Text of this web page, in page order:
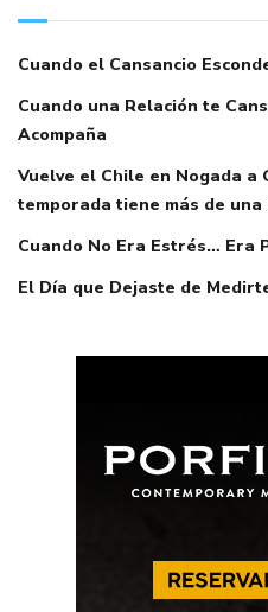
Cuando el Cansancio
Cuando una Relación te
Acompaña
Vuelve el Chile en Nogada a
temporada tiene más de
Cuando No Era Estrés… Era
El Día que Dejaste de